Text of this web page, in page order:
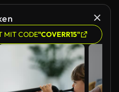
MIT CODE"COVERR15"